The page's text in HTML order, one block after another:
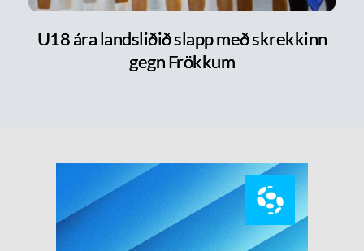
U18 ára landsliðið slapp með skrekkinn
gegn Frökkum